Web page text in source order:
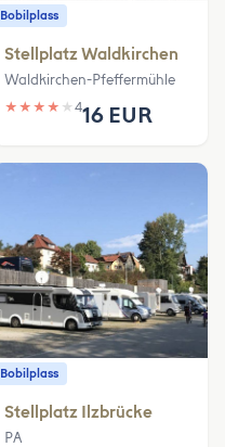
Bobilplass
Stellplatz Waldkirchen
Waldkirchen-Pfeffermühle
★ ★ ★ ★ ★ 416 EUR
Bobilplass
Stellplatz Ilzbrücke
PA